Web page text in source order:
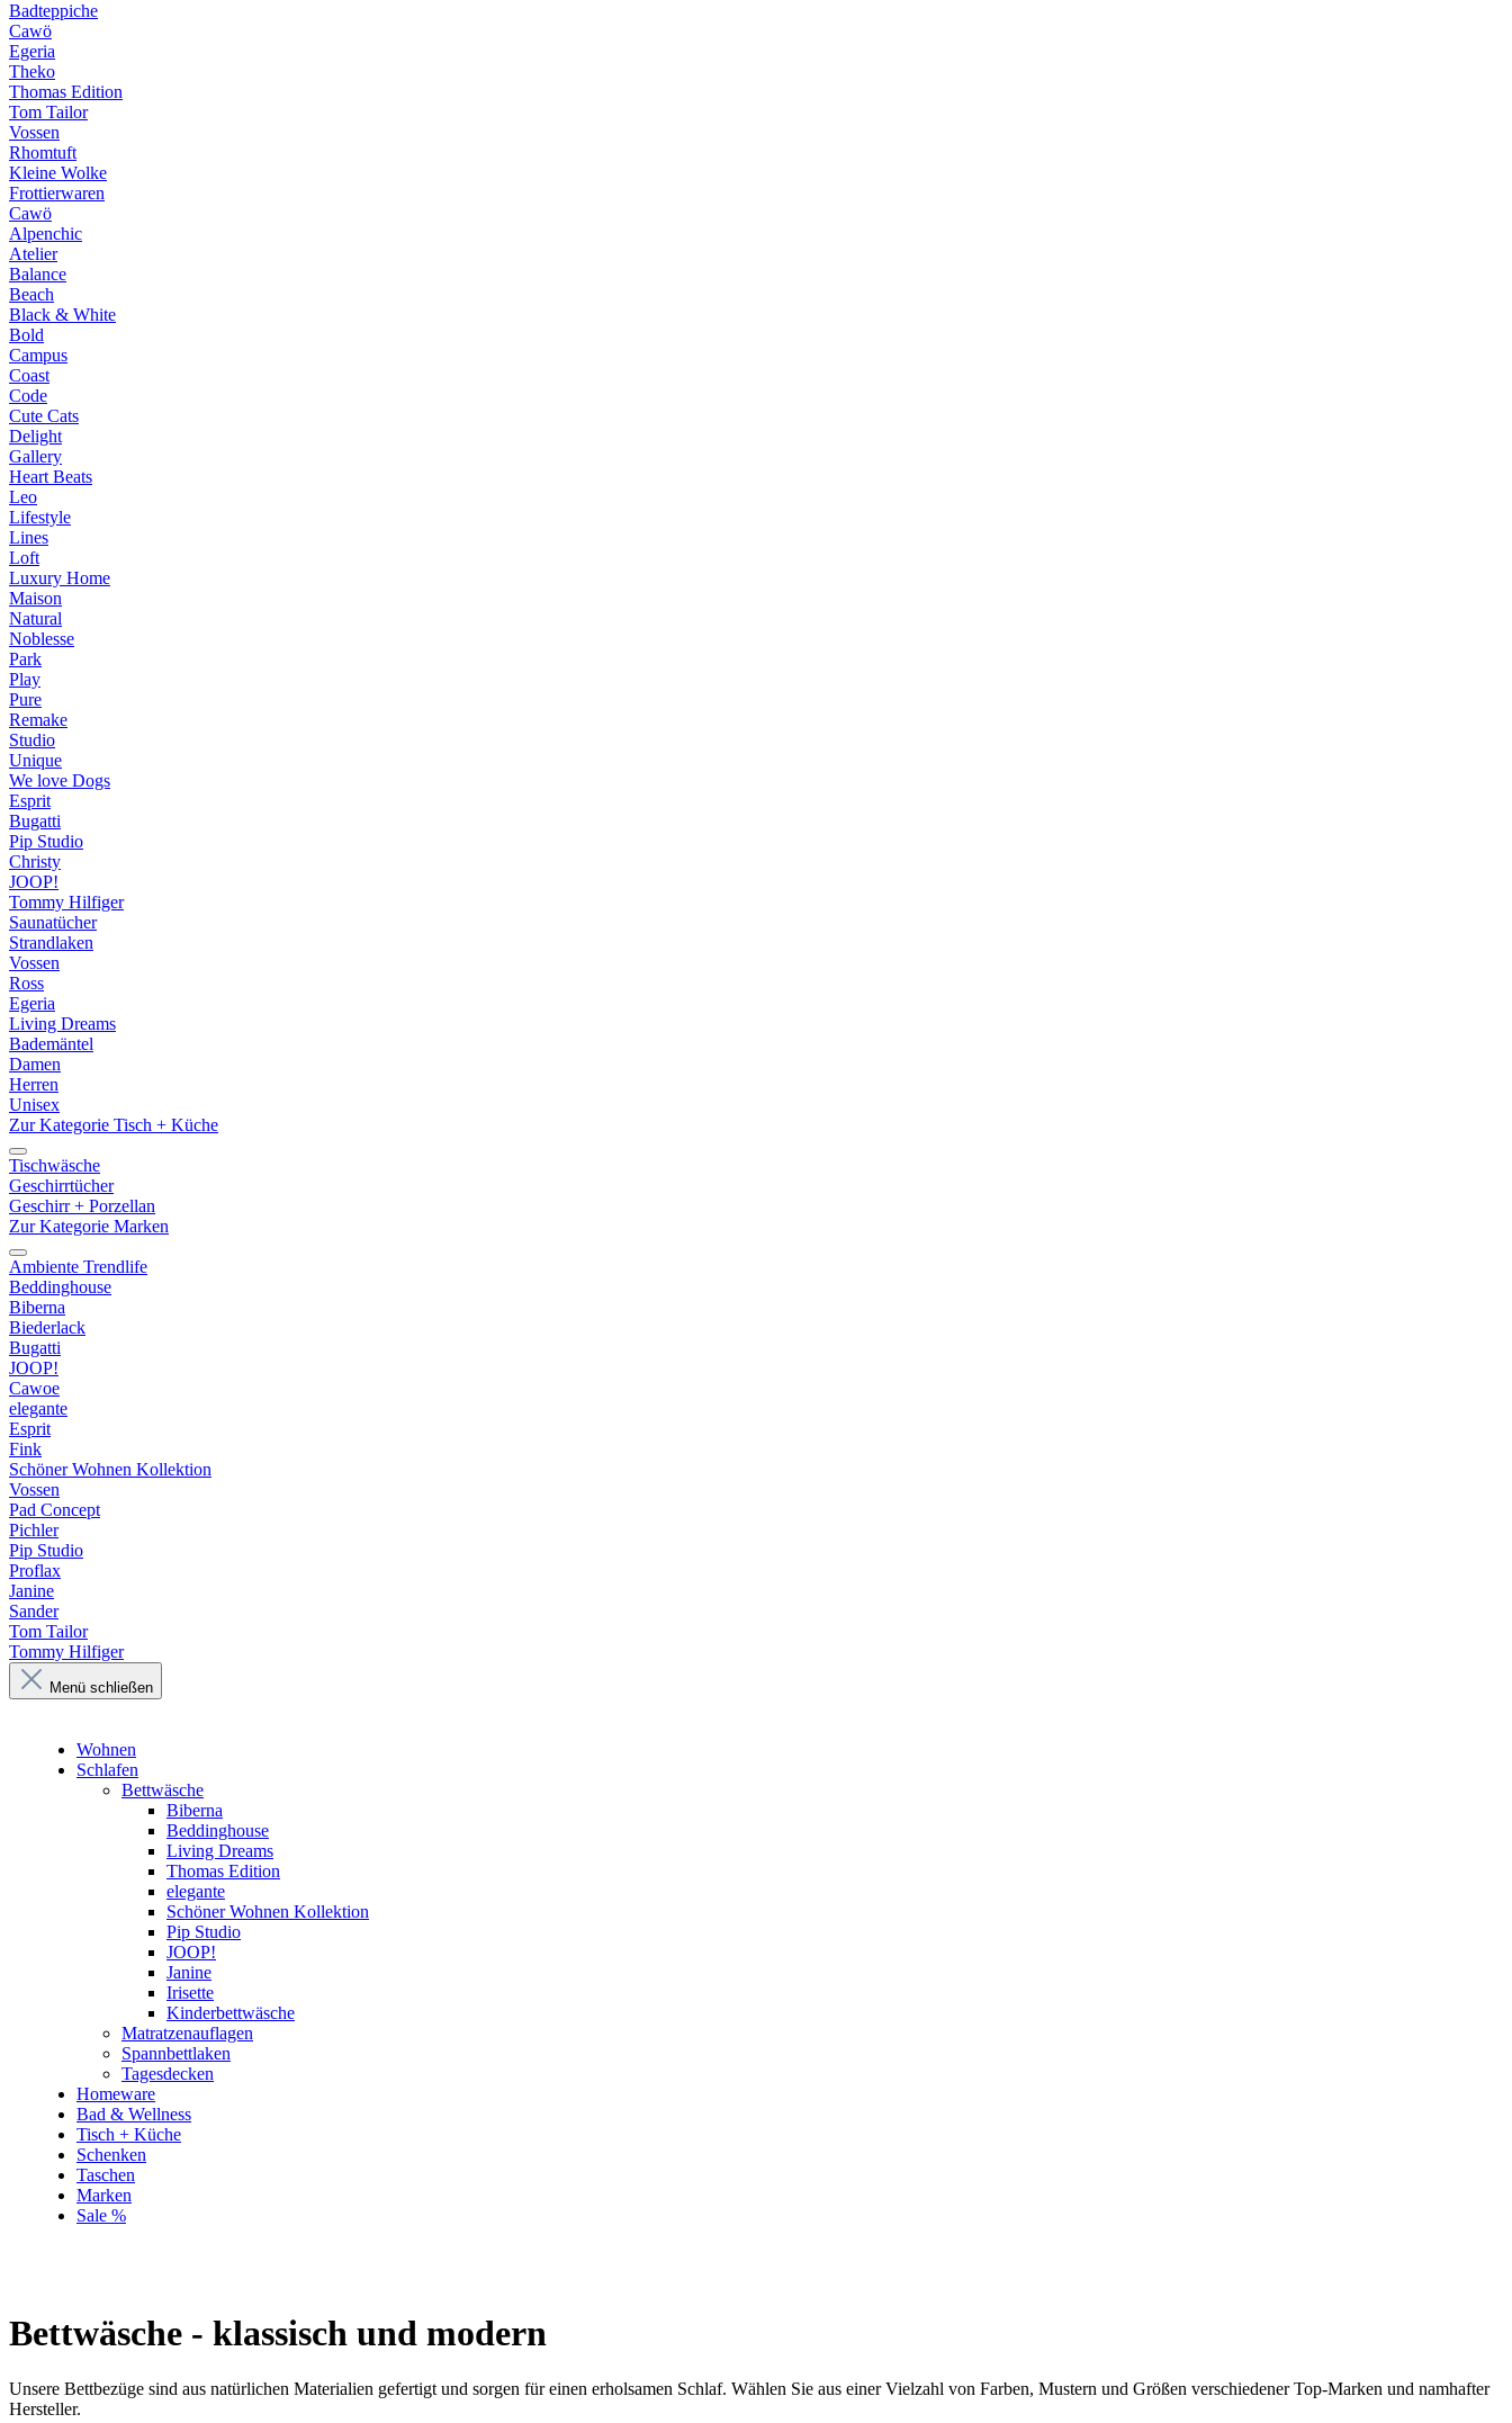
Badteppiche
Cawö
Egeria
Theko
Thomas Edition
Tom Tailor
Vossen
Rhomtuft
Kleine Wolke
Frottierwaren
Cawö
Alpenchic
Atelier
Balance
Beach
Black & White
Bold
Campus
Coast
Code
Cute Cats
Delight
Gallery
Heart Beats
Leo
Lifestyle
Lines
Loft
Luxury Home
Maison
Natural
Noblesse
Park
Play
Pure
Remake
Studio
Unique
We love Dogs
Esprit
Bugatti
Pip Studio
Christy
JOOP!
Tommy Hilfiger
Saunatücher
Strandlaken
Vossen
Ross
Egeria
Living Dreams
Bademäntel
Damen
Herren
Unisex
Zur Kategorie Tisch + Küche
Tischwäsche
Geschirrtücher
Geschirr + Porzellan
Zur Kategorie Marken
Ambiente Trendlife
Beddinghouse
Biberna
Biederlack
Bugatti
JOOP!
Cawoe
elegante
Esprit
Fink
Schöner Wohnen Kollektion
Vossen
Pad Concept
Pichler
Pip Studio
Proflax
Janine
Sander
Tom Tailor
Tommy Hilfiger
Menü schließen
Wohnen
Schlafen
Bettwäsche
Biberna
Beddinghouse
Living Dreams
Thomas Edition
elegante
Schöner Wohnen Kollektion
Pip Studio
JOOP!
Janine
Irisette
Kinderbettwäsche
Matratzenauflagen
Spannbettlaken
Tagesdecken
Homeware
Bad & Wellness
Tisch + Küche
Schenken
Taschen
Marken
Sale %
Bettwäsche - klassisch und modern
Unsere Bettbezüge sind aus natürlichen Materialien gefertigt und sorgen für einen erholsamen Schlaf. Wählen Sie aus einer Vielzahl von Farben, Mustern und Größen verschiedener Top-Marken und namhafter
Hersteller.